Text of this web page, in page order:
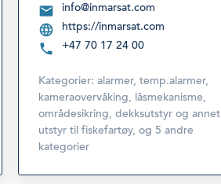
info@inmarsat.com
https://inmarsat.com
+47 70 17 24 00
Kategorier: alarmer, temp.alarmer,
kameraovervåking, låsmekanisme,
områdesikring, dekksutstyr og annet
utstyr til fiskefartøy, og 5 andre
kategorier